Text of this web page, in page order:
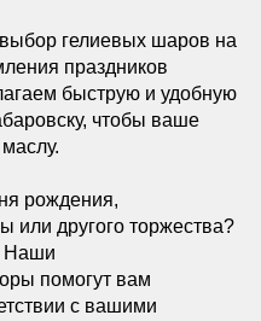
гелиевых шаров на
праздников
быструю и удобную
чтобы ваше
рождения,
или другого торжества?
Наши
помогут вам
с вашими